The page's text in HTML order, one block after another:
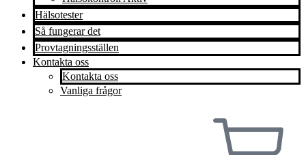
Hälsotester
Så fungerar det
Provtagningsställen
Kontakta oss
Kontakta oss
Vanliga frågor